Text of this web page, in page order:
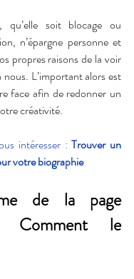
qu’elle soit blocage ou
n’épargne personne et
propres raisons de la voir
nous. L’important alors est
face afin de redonner un
créativité.
intéresser : Trouver un
votre biographie
de la page
Comment le